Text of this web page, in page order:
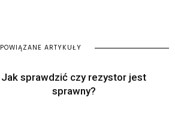
POWIĄZANE ARTYKUŁY
Jak sprawdzić czy rezystor jest
sprawny?